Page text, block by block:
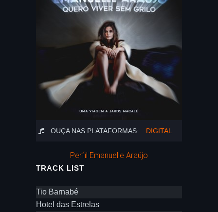
OUÇA NAS PLATAFORMAS: DIGITAL
Perfil Emanuelle Araújo
TRACK LIST
Tio Barnabé
Hotel das Estrelas